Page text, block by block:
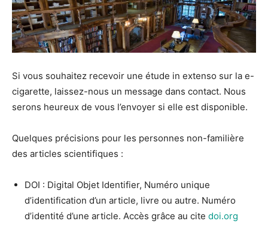
Si vous souhaitez recevoir une étude in extenso sur la e-
cigarette, laissez-nous un message dans contact. Nous
serons heureux de vous l’envoyer si elle est disponible.
Quelques précisions pour les personnes non-familière
des articles scientifiques :
DOI : Digital Objet Identifier, Numéro unique
d’identification d’un article, livre ou autre. Numéro
d’identité d’une article. Accès grâce au cite doi.org